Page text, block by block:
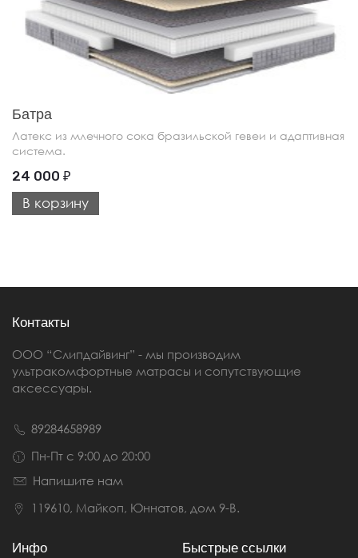
Батра
Латекс из млечного сока бразильской гевеи и адаптивная
система.
24 000 ₽
В корзину
Контакты
ООО “Слипдайвинг” - мы производим
ультракомфортные матрасы и сопутствующие
аксессуары.
89284658989
Пн-Пт с 9:00 до 20:00
Напишите нам
119610, Майкоп, Юннатов, дом 9-В.
Инфо Быстрые ссылки